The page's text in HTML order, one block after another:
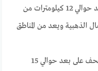
شاطئ النخيل: يقع الشاطئ على بعد حوالي 12 كيلومترات من
الذهبية ويعد من المناطق
متحف الحضارات الشمالية: يقع المتحف على بعد حوالي 15